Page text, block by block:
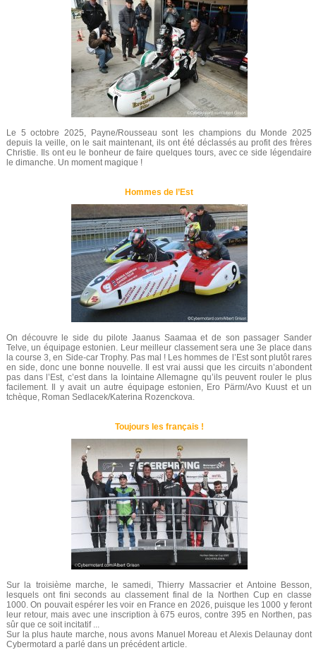
Le 5 octobre 2025, Payne/Rousseau sont les champions du Monde 2025
depuis la veille, on le sait maintenant, ils ont été déclassés au profit des frères
Christie. Ils ont eu le bonheur de faire quelques tours, avec ce side légendaire
le dimanche. Un moment magique !
Hommes de l’Est
On découvre le side du pilote Jaanus Saamaa et de son passager Sander
Telve, un équipage estonien. Leur meilleur classement sera une 3e place dans
la course 3, en Side-car Trophy. Pas mal ! Les hommes de l’Est sont plutôt rares
en side, donc une bonne nouvelle. Il est vrai aussi que les circuits n’abondent
pas dans l’Est, c’est dans la lointaine Allemagne qu’ils peuvent rouler le plus
facilement. Il y avait un autre équipage estonien, Ero Pärm/Avo Kuust et un
tchèque, Roman Sedlacek/Katerina Rozenckova.
Toujours les français !
Sur la troisième marche, le samedi, Thierry Massacrier et Antoine Besson,
lesquels ont fini seconds au classement final de la Northen Cup en classe
1000. On pouvait espérer les voir en France en 2026, puisque les 1000 y feront
leur retour, mais avec une inscription à 675 euros, contre 395 en Northen, pas
sûr que ce soit incitatif ...
Sur la plus haute marche, nous avons Manuel Moreau et Alexis Delaunay dont
Cybermotard a parlé dans un précédent article.